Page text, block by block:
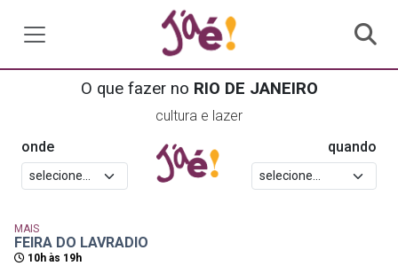
O que fazer no RIO DE JANEIRO
cultura e lazer
onde
quando
MAIS
FEIRA DO LAVRADIO
10h às 19h